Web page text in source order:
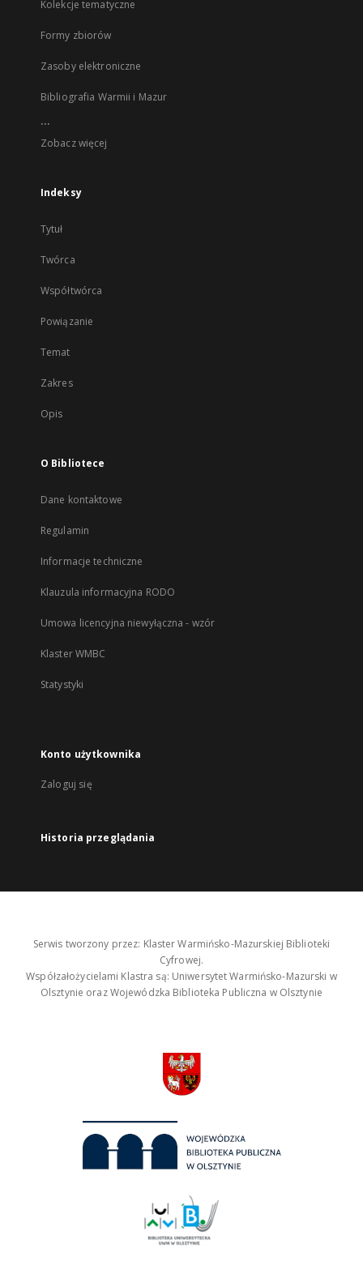
Kolekcje tematyczne
Formy zbiorów
Zasoby elektroniczne
Bibliografia Warmii i Mazur
...
Zobacz więcej
Indeksy
Tytuł
Twórca
Współtwórca
Powiązanie
Temat
Zakres
Opis
O Bibliotece
Dane kontaktowe
Regulamin
Informacje techniczne
Klauzula informacyjna RODO
Umowa licencyjna niewyłączna - wzór
Klaster WMBC
Statystyki
Konto użytkownika
Zaloguj się
Historia przeglądania
Serwis tworzony przez: Klaster Warmińsko-Mazurskiej Biblioteki
Cyfrowej.
Współzałożycielami Klastra są: Uniwersytet Warmińsko-Mazurski w
Olsztynie oraz Wojewódzka Biblioteka Publiczna w Olsztynie